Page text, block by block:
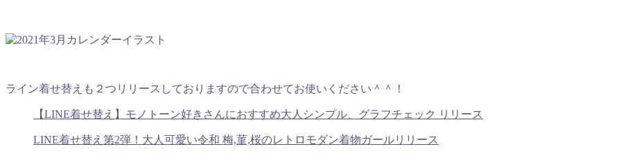
ライン着せ替えも２つリリースしておりますので合わせてお使いください＾＾！
【LINE着せ替え】モノトーン好きさんにおすすめ大人シンプル、グラフチェック リリース
LINE着せ替え第2弾！大人可愛い令和 梅,菫,桜のレトロモダン着物ガールリリース